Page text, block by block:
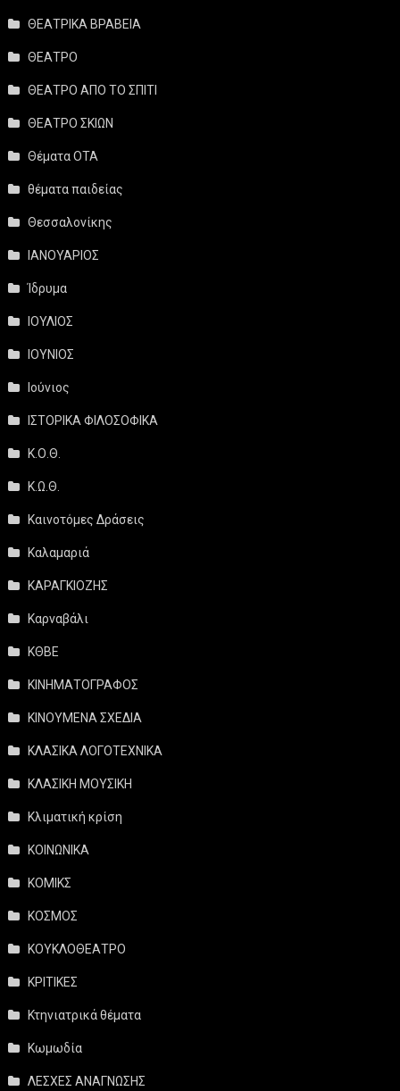
ΘΕΑΤΡΙΚΑ ΒΡΑΒΕΙΑ
ΘΕΑΤΡΟ
ΘΕΑΤΡΟ ΑΠΟ ΤΟ ΣΠΙΤΙ
ΘΕΑΤΡΟ ΣΚΙΩΝ
Θέματα ΟΤΑ
θέματα παιδείας
Θεσσαλονίκης
ΙΑΝΟΥΑΡΙΟΣ
Ίδρυμα
ΙΟΥΛΙΟΣ
ΙΟΥΝΙΟΣ
Ιούνιος
ΙΣΤΟΡΙΚΑ ΦΙΛΟΣΟΦΙΚΑ
Κ.Ο.Θ.
Κ.Ω.Θ.
Καινοτόμες Δράσεις
Καλαμαριά
ΚΑΡΑΓΚΙΟΖΗΣ
Καρναβάλι
ΚΘΒΕ
ΚΙΝΗΜΑΤΟΓΡΑΦΟΣ
ΚΙΝΟΥΜΕΝΑ ΣΧΕΔΙΑ
ΚΛΑΣΙΚΑ ΛΟΓΟΤΕΧΝΙΚΑ
ΚΛΑΣΙΚΗ ΜΟΥΣΙΚΗ
Κλιματική κρίση
ΚΟΙΝΩΝΙΚΑ
ΚΟΜΙΚΣ
ΚΟΣΜΟΣ
ΚΟΥΚΛΟΘΕΑΤΡΟ
ΚΡΙΤΙΚΕΣ
Κτηνιατρικά θέματα
Κωμωδία
ΛΕΣΧΕΣ ΑΝΑΓΝΩΣΗΣ